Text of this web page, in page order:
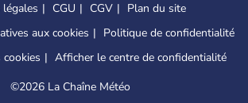
CGU CGV
Plan du site
aux cookies
Politique de confidentialité
Afficher le centre de confidentialité
©2026 La Chaîne Météo